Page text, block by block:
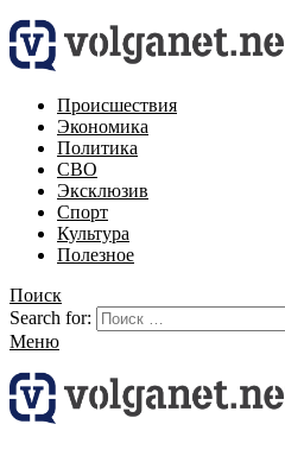
Происшествия
Экономика
Политика
СВО
Эксклюзив
Спорт
Культура
Полезное
Поиск
Search for:
Меню